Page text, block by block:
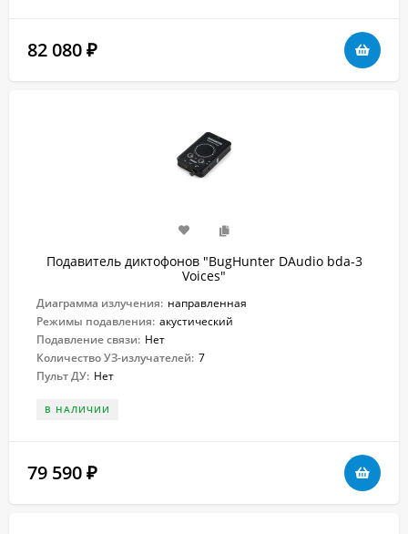
82 080 ₽
Подавитель диктофонов "BugHunter DAudio bda-3
Voices"
Диаграмма излучения: направленная
Режимы подавления: акустический
Подавление связи: Нет
Количество УЗ-излучателей: 7
Пульт ДУ: Нет
В НАЛИЧИИ
79 590 ₽